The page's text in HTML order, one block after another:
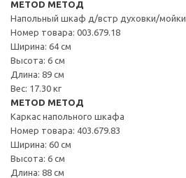
METOD МЕТОД
Напольный шкаф д/встр духовки/мойки
Номер товара: 003.679.18
Ширина: 64 см
Высота: 6 см
Длина: 89 см
Вес: 17.30 кг
METOD МЕТОД
Каркас напольного шкафа
Номер товара: 403.679.83
Ширина: 60 см
Высота: 6 см
Длина: 88 см